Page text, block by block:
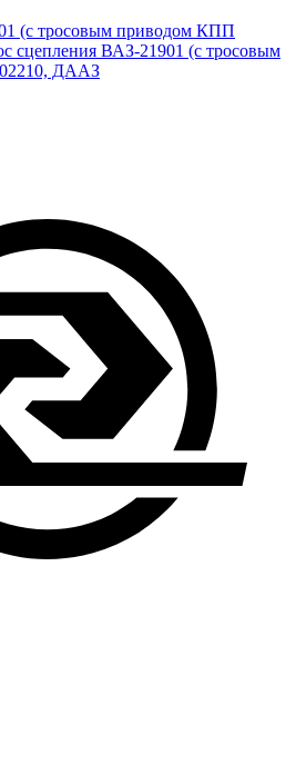
(c тросовым приводом КПП
сцепления ВАЗ-21901 (c тросовым
ДААЗ